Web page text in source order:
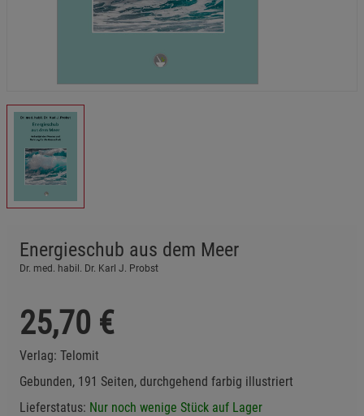
Energieschub aus dem Meer
Dr. med. habil. Dr. Karl J. Probst
25,70 €
Verlag: Telomit
Gebunden, 191 Seiten, durchgehend farbig illustriert
Lieferstatus: Nur noch wenige Stück auf Lager